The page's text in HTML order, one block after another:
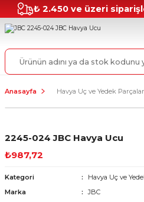
₺ 2.450 ve üzeri
Anasayfa Havya Uç ve Yedek
2245-024 JBC Havya Ucu
₺987,72
Kategori Havya Uç ve
Marka
JBC